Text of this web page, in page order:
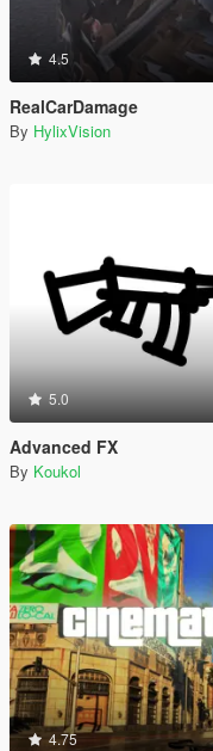
4.5
RealCarDamage
By HylixVision
5.0
Advanced FX
By Koukol
4.75